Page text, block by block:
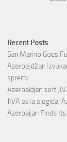
Recent Posts
San Marino Goes
Azerbejdžan
spremi
Azerbaïdjan sort
JIVA es la elegida:
Azerbaijan Finds Its